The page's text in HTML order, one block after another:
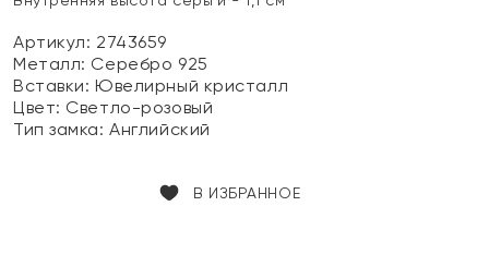
Артикул: 2743659
Металл: Серебро 925
Вставки:Ювелирный кристалл
Цвет: Светло-розовый
Тип замка:Английский
В ИЗБРАННОЕ